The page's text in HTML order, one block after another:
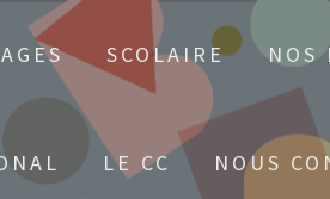
SCOLAIRE NOS
LE CC NOUS